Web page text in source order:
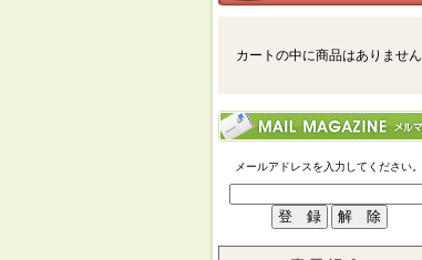
カートの中に商品はありません
メールアドレスを入力してください。